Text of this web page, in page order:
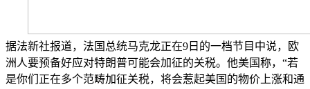
据法新社报道，法国总统马克龙正在9日的一档节目中说，欧
洲人要预备好应对特朗普可能会加征的关税。他美国称，“若
是你们正在多个范畴加征关税，将会惹起美国的物价上涨和通